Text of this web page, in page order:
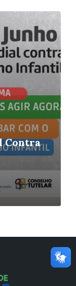
Contra